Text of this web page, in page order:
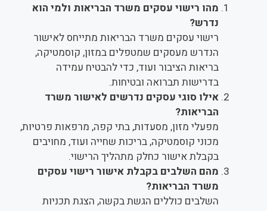
מהו רישוי עסקים משרד הבריאות ולמי הוא
נדרש?
רישוי עסקים משרד הבריאות מתייחס לאישור
הנדרש מעסקים שמטפלים במזון, קוסמטיקה,
בריאות הציבור ועוד, כדי להבטיח עמידה
בדרישות תברואה ובטיחות.
אילו סוגי עסקים נדרשים לאישור משרד
הבריאות?
מפעלי מזון, מסעדות, בתי קפה, מרפאות פרטיות,
מכוני קוסמטיקה, בריכות שחייה ועוד, מחויבים
בקבלת אישור כחלק מתהליך הרישוי.
מהם השלבים בקבלת אישור רישוי עסקים
משרד הבריאות?
השלבים כוללים הגשת בקשה, הצגת תכניות